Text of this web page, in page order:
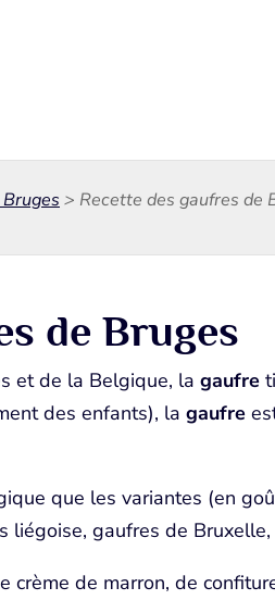
> Recette des gaufres de
de Bruges
et de la Belgique, la gaufre
des enfants), la gaufre
que les variantes (en
liégoise, gaufres de
crème de marron, de